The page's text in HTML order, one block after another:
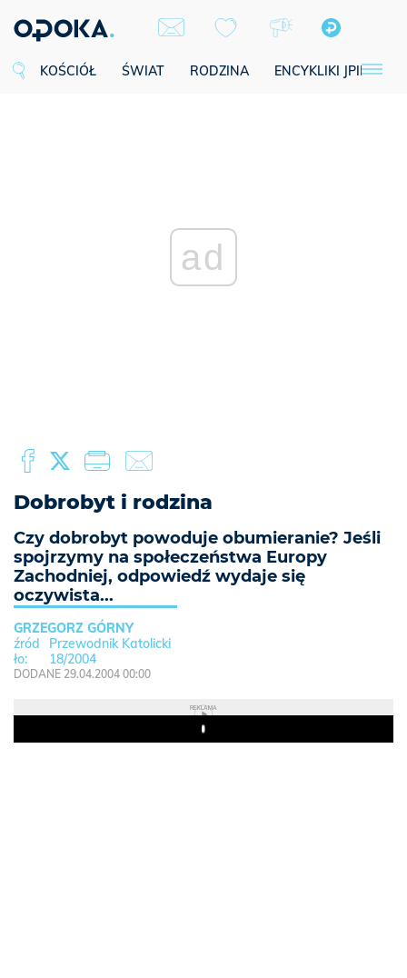
KOŚCIÓŁ ŚWIAT RODZINA ENCYKLIKI JPII
ad
Dobrobyt i rodzina
Czy dobrobyt powoduje obumieranie? Jeśli
spojrzymy na społeczeństwa Europy
Zachodniej, odpowiedź wydaje się
oczywista...
GRZEGORZ GÓRNY
Przewodnik Katolicki
18/2004
DODANE 29.04.2004 00:00
REKLAMA
Play